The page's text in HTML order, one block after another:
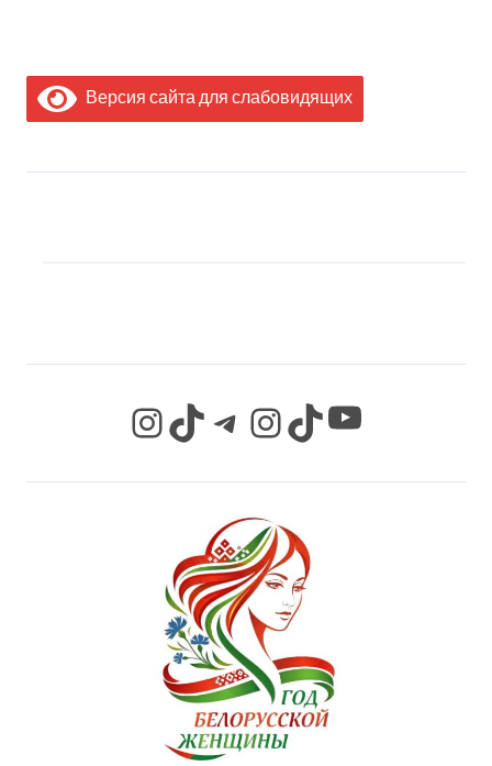
Версия сайта для слабовидящих
InstagramTikTok Telegram InstagramTikTok YouTube